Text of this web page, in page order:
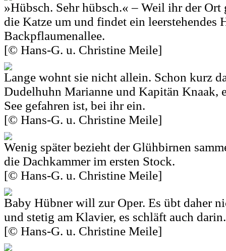
»Hübsch. Sehr hübsch.« – Weil ihr der
die Katze um und findet ein leerstehendes
Backpflaumenallee.
[© Hans-G. u. Christine Meile]
Lange wohnt sie nicht allein. Schon kurz
Dudelhuhn Marianne und Kapitän Knaak,
See gefahren ist, bei ihr ein.
[© Hans-G. u. Christine Meile]
Wenig später bezieht der Glühbirnen
die Dachkammer im ersten Stock.
[© Hans-G. u. Christine Meile]
Baby Hübner will zur Oper. Es übt daher
und stetig am Klavier, es schläft auch darin.
[© Hans-G. u. Christine Meile]